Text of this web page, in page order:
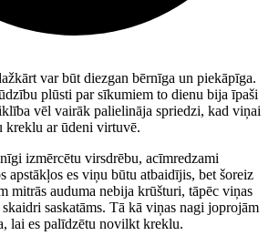
var būt diezgan bērnīga un piekāpīga.
plūsti par sīkumiem to dienu bija īpaši
vēl vairāk palielināja spriedzi, kad viņai
kreklu ar ūdeni virtuvē.
izmērcētu virsdrēbu, acīmredzami
apstākļos es viņu būtu atbaidījis, bet šoreiz
mitrās auduma nebija krūšturi, tāpēc viņas
saskatāms. Tā kā viņas nagi joprojām
lai es palīdzētu novilkt kreklu.